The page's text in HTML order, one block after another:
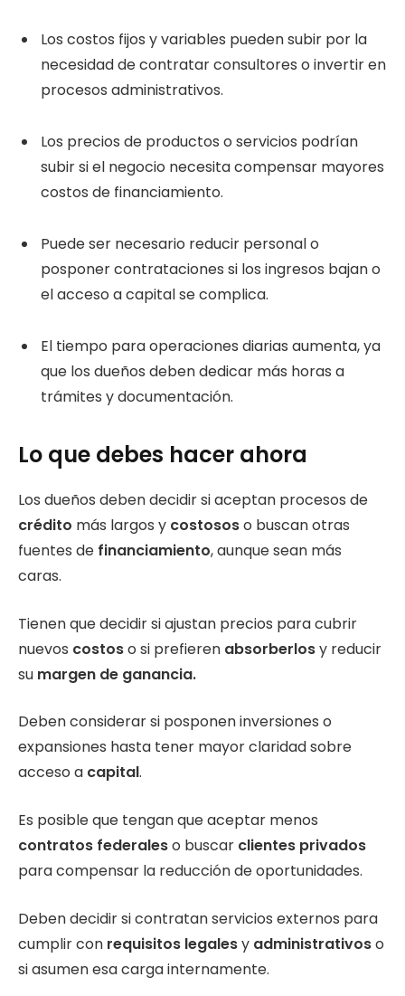
Los costos fijos y variables pueden subir por la
necesidad de contratar consultores o invertir en
procesos administrativos.
Los precios de productos o servicios podrían
subir si el negocio necesita compensar mayores
costos de financiamiento.
Puede ser necesario reducir personal o
posponer contrataciones si los ingresos bajan o
el acceso a capital se complica.
El tiempo para operaciones diarias aumenta, ya
que los dueños deben dedicar más horas a
trámites y documentación.
Lo que debes hacer ahora
Los dueños deben decidir si aceptan procesos de
crédito más largos y costososo buscan otras
fuentes de financiamiento, aunque sean más
caras.
Tienen que decidir si ajustan precios para cubrir
nuevos costoso si prefieren absorberlosy reducir
su margen de ganancia.
Deben considerar si posponen inversiones o
expansiones hasta tener mayor claridad sobre
acceso a capital.
Es posible que tengan que aceptar menos
contratos federaleso buscar clientes privados
para compensar la reducción de oportunidades.
Deben decidir si contratan servicios externos para
cumplir con requisitos legalesy administrativoso
si asumen esa carga internamente.